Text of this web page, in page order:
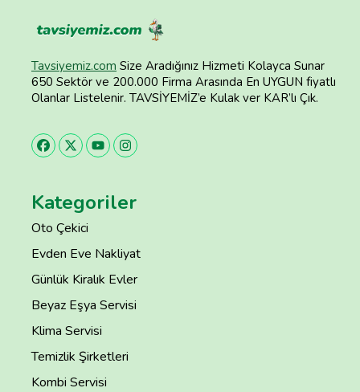
Tavsiyemiz.com Size Aradığınız Hizmeti Kolayca Sunar
650 Sektör ve 200.000 Firma Arasında En UYGUN fiyatlı
Olanlar Listelenir. TAVSİYEMİZ’e Kulak ver KAR’lı Çık.
Kategoriler
Oto Çekici
Evden Eve Nakliyat
Günlük Kiralık Evler
Beyaz Eşya Servisi
Klima Servisi
Temizlik Şirketleri
Kombi Servisi